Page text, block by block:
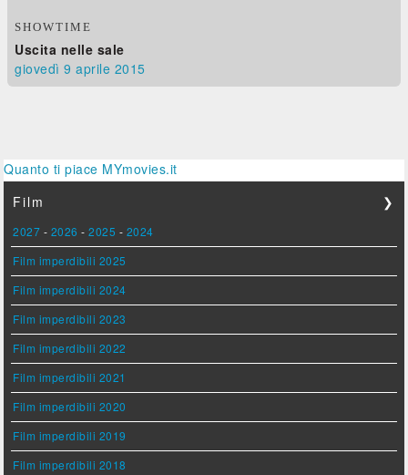
SHOWTIME
Uscita nelle sale
giovedì 9 aprile 2015
Quanto ti piace MYmovies.it
Film
❯
2027 - 2026 -2025 - 2024
Film imperdibili 2025
Film imperdibili 2024
Film imperdibili 2023
Film imperdibili 2022
Film imperdibili 2021
Film imperdibili 2020
Film imperdibili 2019
Film imperdibili 2018